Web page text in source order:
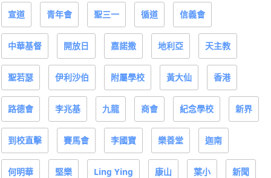
宣道 青年會 聖三一 循道 信義會
中華基督 開放日 嘉諾撒 地利亞 天主教
聖若瑟 伊利沙伯 附屬學校 黃大仙 香港
路德會 李兆基 九龍 商會 紀念學校 新界
到校直擊 賽馬會 李國寶 樂善堂 迦南
何明華 堅樂 Ling Ying 康山 葉小 新聞